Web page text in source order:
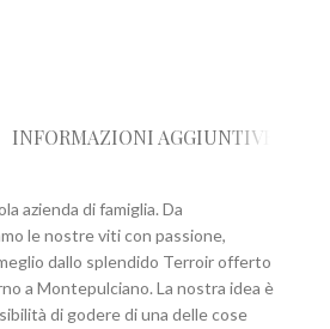
INFORMAZIONI AGGIUNTIVE
azienda di famiglia. Da
le nostre viti con passione,
dallo splendido Terroir offerto
a Montepulciano. La nostra idea è
di godere di una delle cose